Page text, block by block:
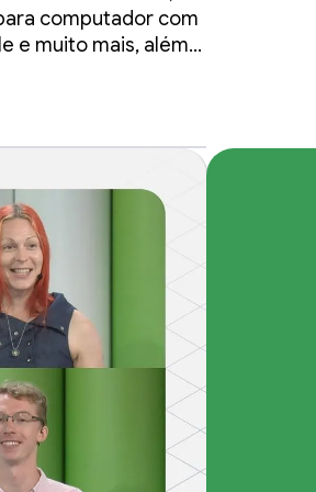
computador com
e muito mais, além